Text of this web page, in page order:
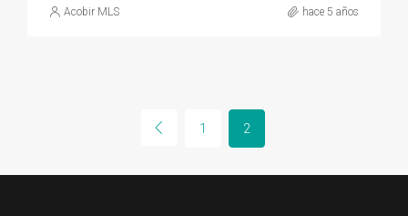
Acobir MLS hace 5 años
1 2